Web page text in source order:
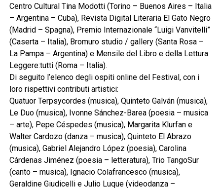
Centro Cultural Tina Modotti (Torino – Buenos Aires – Italia
– Argentina – Cuba), Revista Digital Literaria El Gato Negro
(Madrid – Spagna), Premio Internazionale “Luigi Vanvitelli”
(Caserta – Italia), Bromuro studio / gallery (Santa Rosa –
La Pampa – Argentina) e Mensile del Libro e della Lettura
Leggere:tutti (Roma – Italia).
Di seguito l’elenco degli ospiti online del Festival, con i
loro rispettivi contributi artistici:
Quatuor Terpsycordes (musica), Quinteto Galván (musica),
Le Duo (musica), Ivonne Sánchez-Barea (poesia – musica
– arte), Pepe Céspedes (musica), Margarita Klurfan e
Walter Cardozo (danza – musica), Quinteto El Abrazo
(musica), Gabriel Alejandro López (poesia), Carolina
Cárdenas Jiménez (poesia – letteratura), Trio TangoSur
(canto – musica), Ignacio Colafrancesco (musica),
Geraldine Giudicelli e Julio Luque (videodanza –